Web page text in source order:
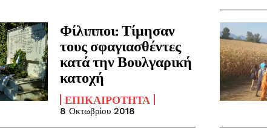
Φίλιπποι: Τίμησαν
τους σφαγιασθέντες
κατά την Βουλγαρική
κατοχή
ΕΠΙΚΑΙΡΌΤΗΤΑ
8 Οκτωβρίου 2018